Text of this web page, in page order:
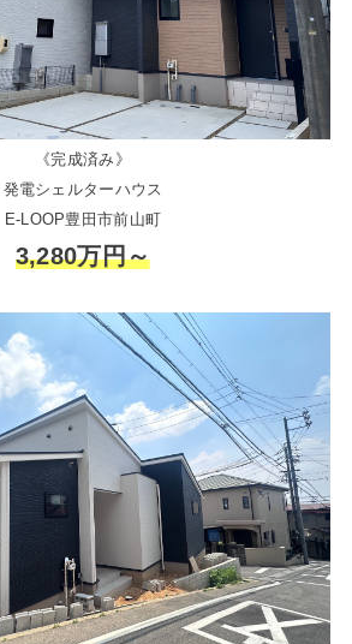
《完成済み》
発電シェルターハウス
E-LOOP豊田市前山町
3,280万円～